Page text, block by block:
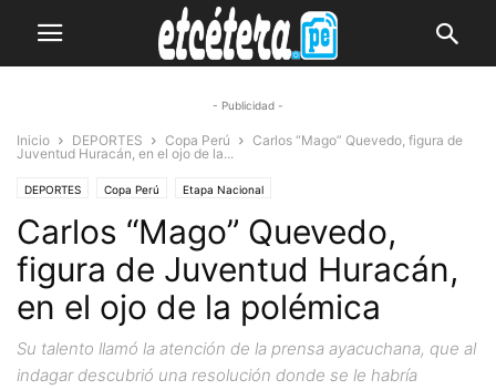
- Publicidad -
Inicio DEPORTES Copa Perú
Carlos “Mago” Quevedo, figura de
Juventud Huracán, en el ojo de la...
DEPORTES Copa Perú Etapa Nacional
Carlos “Mago” Quevedo,
figura de Juventud Huracán,
en el ojo de la polémica
Su talento llamó la atención de la prensa ayacuchana, que al
indagar descubrió una resolución donde se le habría